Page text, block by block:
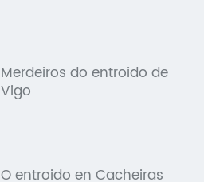
Merdeiros do entroido de
Vigo
O entroido en Cacheiras